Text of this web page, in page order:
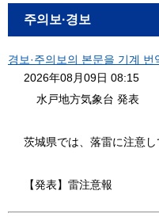
주의보·경보
경보·주의보의 본문을 기계
2026年08月09日 08:15
水戸地方気象台 発表
茨城県では、落雷に注意し
【発表】雷注意報